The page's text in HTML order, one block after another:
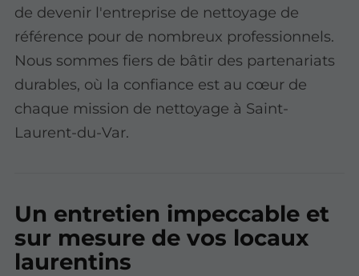
de devenir l'entreprise de nettoyage de
référence pour de nombreux professionnels.
Nous sommes fiers de bâtir des partenariats
durables, où la confiance est au cœur de
chaque mission de nettoyage à Saint-
Laurent-du-Var.
Un entretien impeccable et
sur mesure de vos locaux
laurentins